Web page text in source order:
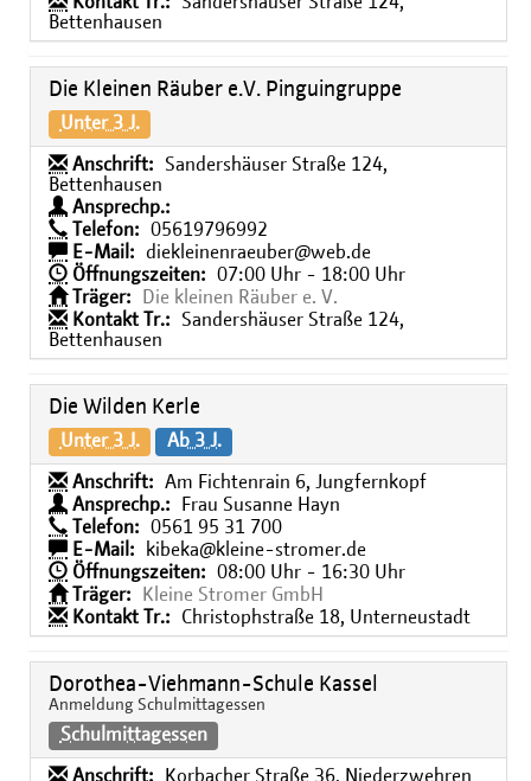
Bettenhausen
Die Kleinen Räuber e.V. Pinguingruppe
Unter 3 J.
Anschrift:
Sandershäuser Straße 124,
Bettenhausen
Ansprechp.:
Telefon:
05619796992
E-Mail:
diekleinenraeuber@web.de
Öffnungszeiten:
07:00 Uhr - 18:00 Uhr
Träger:
Die kleinen Räuber e. V.
Kontakt Tr.:
Sandershäuser Straße 124,
Bettenhausen
Die Wilden Kerle
Unter 3 J. Ab 3 J.
Anschrift:
Am Fichtenrain 6, Jungfernkopf
Ansprechp.:
Frau Susanne Hayn
Telefon:
0561 95 31 700
E-Mail:
kibeka@kleine-stromer.de
Öffnungszeiten:
08:00 Uhr - 16:30 Uhr
Träger:
Kleine Stromer GmbH
Kontakt Tr.:
Christophstraße 18, Unterneustadt
Dorothea-Viehmann-Schule Kassel
Anmeldung Schulmittagessen
Schulmittagessen
Anschrift:
Korbacher Straße 36, Niederzwehren